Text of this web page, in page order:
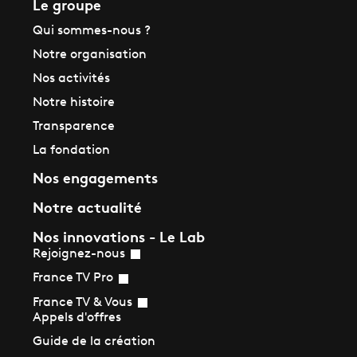
Qui sommes-nous ?
Notre organisation
Nos activités
Notre histoire
Transparence
La fondation
Nos engagements
Notre actualité
Nos innovations - Le Lab
Rejoignez-nous
France TV Pro
France TV & Vous
Appels d'offres
Guide de la création